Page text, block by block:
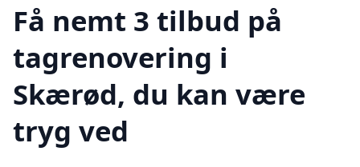
Få nemt 3 tilbud på
tagrenovering i
Skærød, du kan være
tryg ved